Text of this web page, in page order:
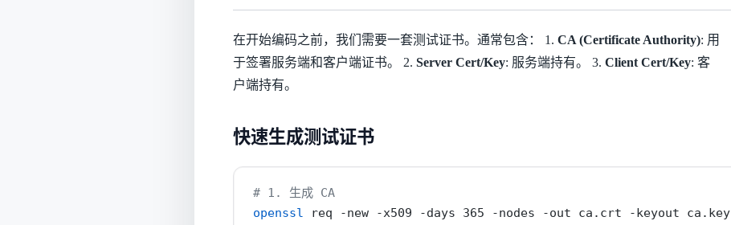
在开始编码之前，我们需要一套测试证书。通常包含： 1. CA (Certificate Authority): 用
于签署服务端和客户端证书。 2. Server Cert/Key: 服务端持有。 3. Client Cert/Key: 客
户端持有。
快速生成测试证书
# 1. 生成 CA
openssl req -new -x509 -days 365 -nodes -out ca.crt -keyout ca.key